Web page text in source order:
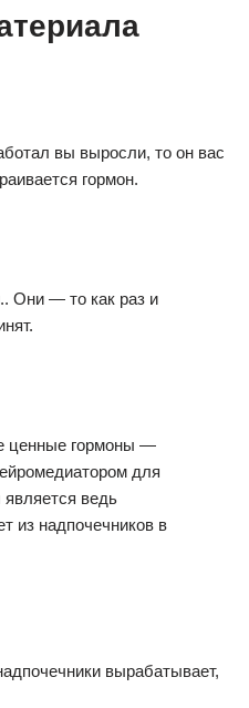
вы выросли, то он вас
гормон.
Они — то как раз и
ценные гормоны —
для
ведь
из надпочечников в
вырабатывает,